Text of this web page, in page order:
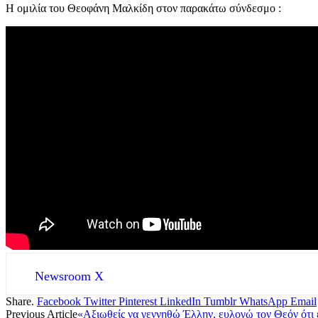
Η ομιλία του Θεοφάνη Μαλκίδη στον παρακάτω σύνδεσμο :
Newsroom X
Share. Facebook Twitter Pinterest LinkedIn Tumblr WhatsApp Email
Previous Article«Αξιωθείς να γεννηθώ Έλλην, ευλογώ τον Θεόν ότι